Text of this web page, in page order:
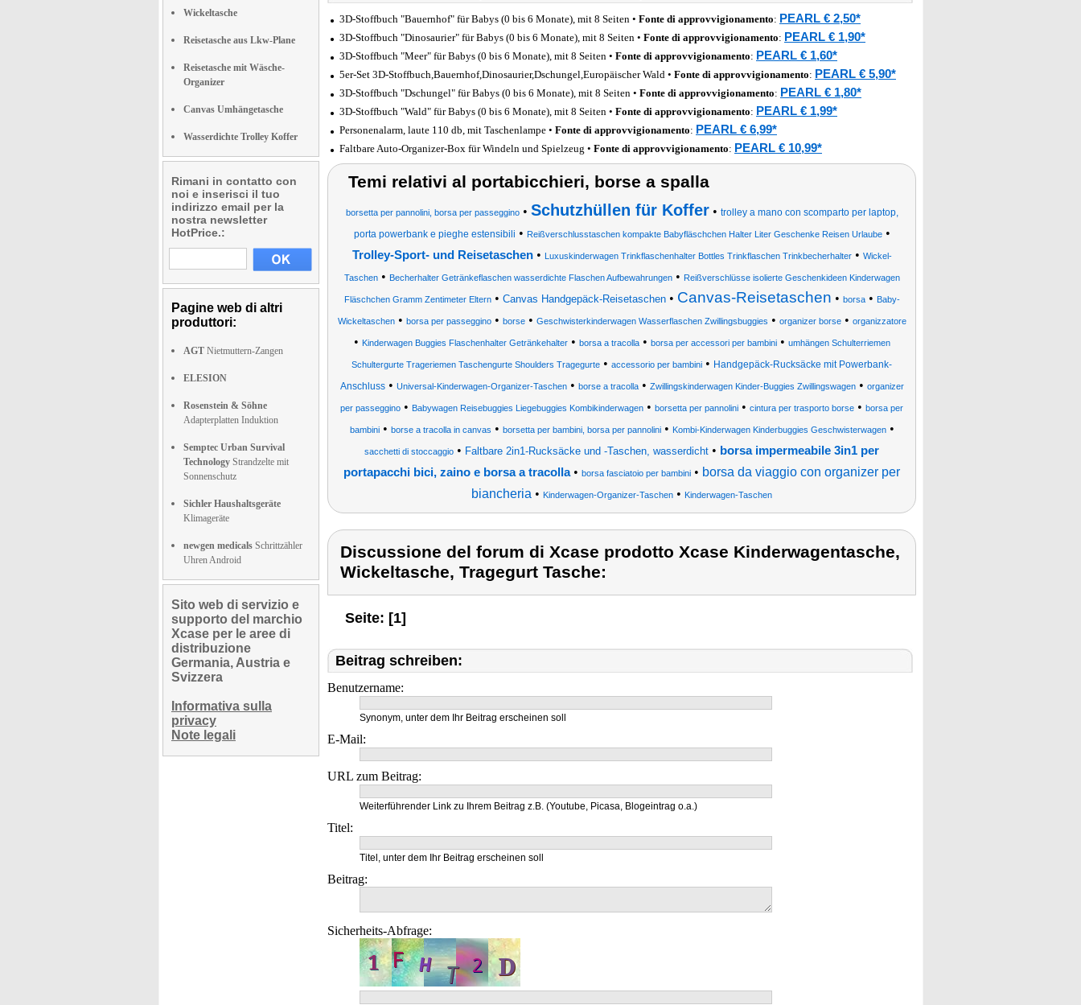
Wickeltasche
Reisetasche aus Lkw-Plane
Reisetasche mit Wäsche-
Organizer
Canvas Umhängetasche
Wasserdichte Trolley Koffer
Rimani in contatto con
noi e inserisci il tuo
indirizzo email per la
nostra newsletter
HotPrice.:
Pagine web di altri
produttori:
AGT Nietmuttern-Zangen
ELESION
Rosenstein & Söhne
Adapterplatten Induktion
Semptec Urban Survival
Technology Strandzelte mit
Sonnenschutz
Sichler Haushaltsgeräte
Klimageräte
newgen medicals Schrittzähler
Uhren Android
Sito web di servizio e
supporto del marchio
Xcase per le aree di
distribuzione
Germania, Austria e
Svizzera
Informativa sulla
privacy
Note legali
3D-Stoffbuch "Bauernhof" für Babys (0 bis 6 Monate), mit 8 Seiten • Fonte di approvvigionamento: PEARL € 2,50*
3D-Stoffbuch "Dinosaurier" für Babys (0 bis 6 Monate), mit 8 Seiten • Fonte di approvvigionamento: PEARL € 1,90*
3D-Stoffbuch "Meer" für Babys (0 bis 6 Monate), mit 8 Seiten • Fonte di approvvigionamento: PEARL € 1,60*
5er-Set 3D-Stoffbuch,Bauernhof,Dinosaurier,Dschungel,Europäischer Wald • Fonte di approvvigionamento: PEARL € 5,90*
3D-Stoffbuch "Dschungel" für Babys (0 bis 6 Monate), mit 8 Seiten • Fonte di approvvigionamento: PEARL € 1,80*
3D-Stoffbuch "Wald" für Babys (0 bis 6 Monate), mit 8 Seiten • Fonte di approvvigionamento: PEARL € 1,99*
Personenalarm, laute 110 db, mit Taschenlampe • Fonte di approvvigionamento: PEARL € 6,99*
Faltbare Auto-Organizer-Box für Windeln und Spielzeug • Fonte di approvvigionamento: PEARL € 10,99*
Temi relativi al portabicchieri, borse a spalla
borsetta per pannolini, borsa per passeggino• Schutzhüllen für Koffer• trolley a mano con scomparto per laptop,
porta powerbank e pieghe estensibili • Reißverschlusstaschen kompakte Babyfläschchen Halter Liter Geschenke Reisen Urlaube•
Trolley-Sport- und Reisetaschen• Luxuskinderwagen Trinkflaschenhalter Bottles Trinkflaschen Trinkbecherhalter• Wickel-
Taschen• Becherhalter Getränkeflaschen wasserdichte Flaschen Aufbewahrungen• Reißverschlüsse isolierte Geschenkideen Kinderwagen
Fläschchen Gramm Zentimeter Eltern• Canvas Handgepäck-Reisetaschen• Canvas-Reisetaschen • borsa• Baby-
Wickeltaschen• borsa per passeggino• borse• Geschwisterkinderwagen Wasserflaschen Zwillingsbuggies • organizer borse• organizzatore
• Kinderwagen Buggies Flaschenhalter Getränkehalter• borsa a tracolla• borsa per accessori per bambini• umhängen Schulterriemen
Schultergurte Trageriemen Taschengurte Shoulders Tragegurte • accessorio per bambini • Handgepäck-Rucksäcke mit Powerbank-
Anschluss• Universal-Kinderwagen-Organizer-Taschen• borse a tracolla• Zwillingskinderwagen Kinder-Buggies Zwillingswagen• organizer
per passeggino • Babywagen Reisebuggies Liegebuggies Kombikinderwagen • borsetta per pannolini • cintura per trasporto borse • borsa per
bambini• borse a tracolla in canvas • borsetta per bambini, borsa per pannolini• Kombi-Kinderwagen Kinderbuggies Geschwisterwagen•
sacchetti di stoccaggio • Faltbare 2in1-Rucksäcke und -Taschen, wasserdicht • borsa impermeabile 3in1 per
portapacchi bici, zaino e borsa a tracolla• borsa fasciatoio per bambini • borsa da viaggio con organizer per
biancheria • Kinderwagen-Organizer-Taschen • Kinderwagen-Taschen
Discussione del forum di Xcase prodotto Xcase Kinderwagentasche,
Wickeltasche, Tragegurt Tasche:
Seite: [1]
Beitrag schreiben:
Benutzername:
Synonym, unter dem Ihr Beitrag erscheinen soll
E-Mail:
URL zum Beitrag:
Weiterführender Link zu Ihrem Beitrag z.B. (Youtube, Picasa, Blogeintrag o.a.)
Titel:
Titel, unter dem Ihr Beitrag erscheinen soll
Beitrag:
Sicherheits-Abfrage: